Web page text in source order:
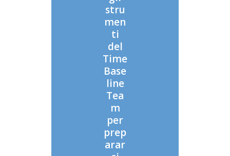
stru
men
ti
del
Time
Base
line
Tea
m
per
prep
arar